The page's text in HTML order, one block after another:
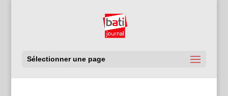
Sélectionner une page